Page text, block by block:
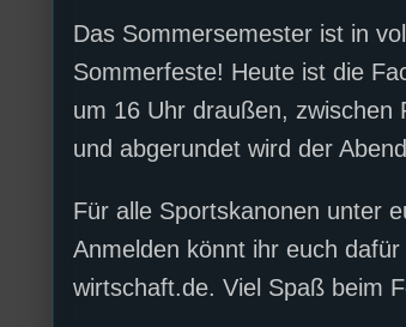
Das Sommersemester ist in
Sommerfeste! Heute ist die
um 16 Uhr draußen, zwischen
und abgerundet wird der
Für alle Sportskanonen unter
Anmelden könnt ihr euch
wirtschaft.de. Viel Spaß beim